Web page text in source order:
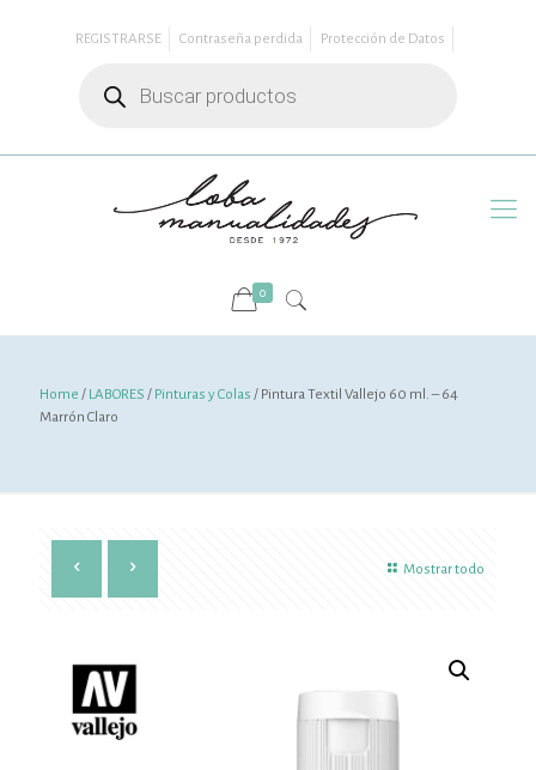
REGISTRARSE Contraseña perdida
Protección de Datos
productos
0
Home / LABORES / Pinturas y Colas / Pintura Textil Vallejo 60 ml. – 64
Marrón Claro
Mostrar todo